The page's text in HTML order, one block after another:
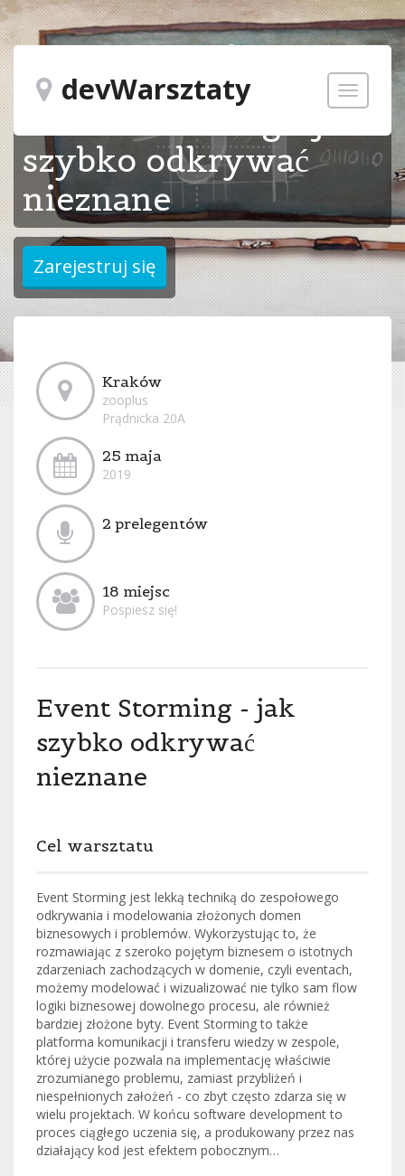
Toggle
devWarsztaty
Event Storming - jak
szybko odkrywać
nieznane
Kraków
zooplus
Prądnicka 20A
25 maja
2019
2 prelegentów
18 miejsc
Pospiesz się!
Event Storming - jak
szybko odkrywać
nieznane
Cel warsztatu
Event Storming jest lekką techniką do zespołowego
odkrywania i modelowania złożonych domen
biznesowych i problemów. Wykorzystując to, że
rozmawiając z szeroko pojętym biznesem o istotnych
zdarzeniach zachodzących w domenie, czyli eventach,
możemy modelować i wizualizować nie tylko sam flow
logiki biznesowej dowolnego procesu, ale również
bardziej złożone byty. Event Storming to także
platforma komunikacji i transferu wiedzy w zespole,
której użycie pozwala na implementację właściwie
zrozumianego problemu, zamiast przybliżeń i
niespełnionych założeń - co zbyt często zdarza się w
wielu projektach. W końcu software development to
proces ciągłego uczenia się, a produkowany przez nas
działający kod jest efektem pobocznym…